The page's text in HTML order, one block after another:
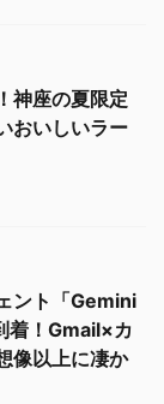
神座の夏限定
おいしいラー
ント「Gemini
着！Gmail×カ
像以上に凄か